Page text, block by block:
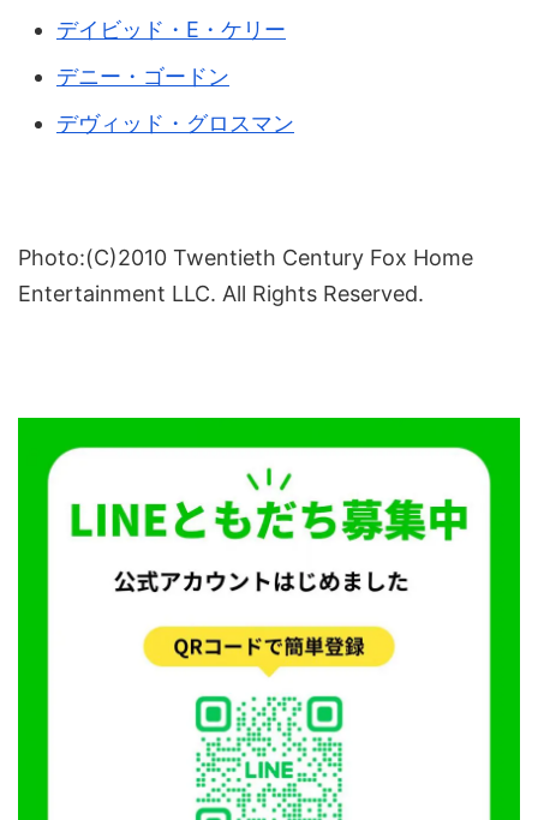
デイビッド・E・ケリー
デニー・ゴードン
デヴィッド・グロスマン
Photo:(C)2010 Twentieth Century Fox Home
Entertainment LLC. All Rights Reserved.